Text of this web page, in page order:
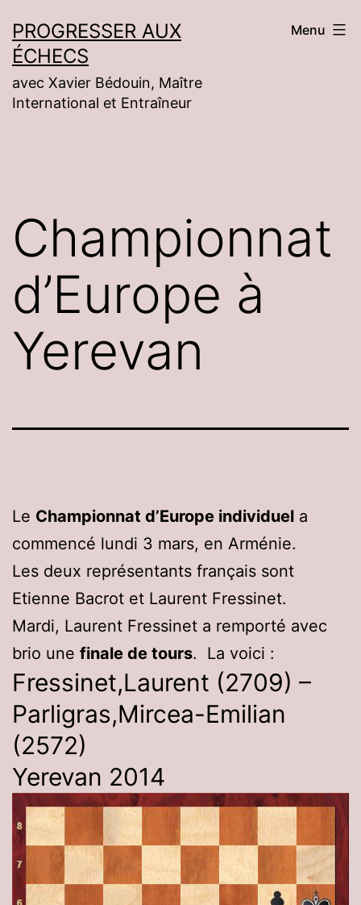
au
contenu
PROGRESSER AUX
ÉCHECS
avec Xavier Bédouin, Maître
International et Entraîneur
Menu
Championnat
d’Europe à
Yerevan
Le Championnat d’Europe individuel a
commencé lundi 3 mars, en Arménie.
Les deux représentants français sont
Etienne Bacrot et Laurent Fressinet.
Mardi, Laurent Fressinet a remporté avec
brio une finale de tours. La voici :
Fressinet,Laurent (2709) –
Parligras,Mircea-Emilian
(2572)
Yerevan 2014